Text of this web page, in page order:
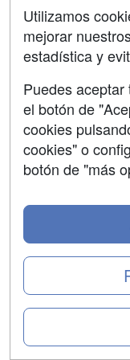
constantes
y mantener la
mejorar la
empresas, la
ha alcanzado un
Formación
Público de
formación en
cualquier persona
tecnológico. En
TAGS: Formación
profesional
Las 25
Utilizamos
mejorar
estadística y
Puedes
el botón de
cookies
cookies" o
botón de "más